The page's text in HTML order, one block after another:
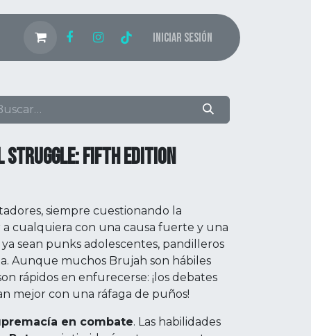
Iniciar sesión
FIFTH EDITION
siempre cuestionando la
cualquiera con una causa fuerte y una
sean punks adolescentes, pandilleros
Aunque muchos Brujah son hábiles
rápidos en enfurecerse: ¡los debates
mejor con una ráfaga de puños!
en combate. Las habilidades